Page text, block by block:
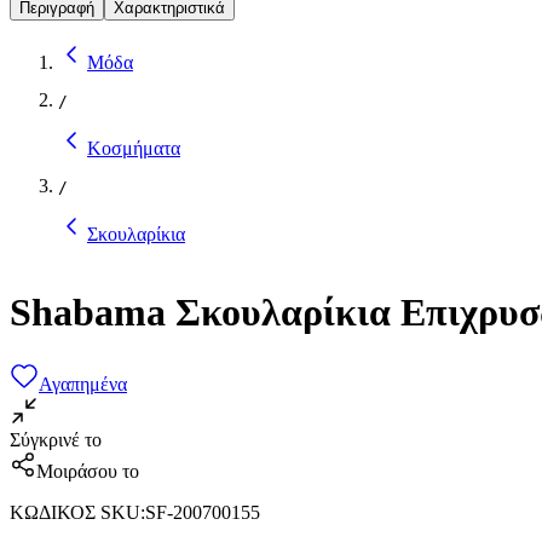
Περιγραφή Χαρακτηριστικά
Μόδα
/
Κοσμήματα
/
Σκουλαρίκια
Shabama Σκουλαρίκια
Αγαπημένα
Σύγκρινέ το
Μοιράσου το
ΚΩΔΙΚΟΣ SKU:SF-200700155